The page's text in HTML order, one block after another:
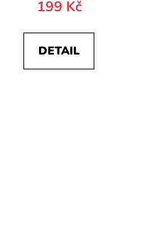
199 Kč
DETAIL